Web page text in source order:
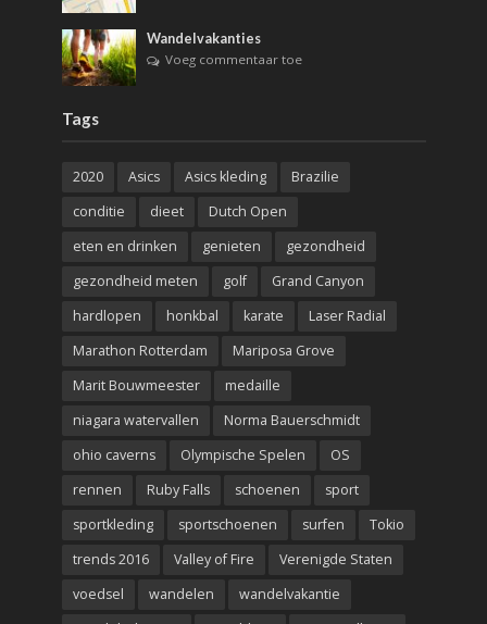
Wandelvakanties
Voeg commentaar toe
Tags
2020 Asics Asics kleding
Brazilie
conditie
dieet
Dutch Open
eten en drinken
genieten
gezondheid
gezondheid meten
golf
Grand Canyon
hardlopen
honkbal karate
Laser Radial
Marathon Rotterdam
Mariposa Grove
Marit Bouwmeester
medaille
niagara watervallen
Norma Bauerschmidt
ohio caverns
Olympische Spelen
OS
rennen
Ruby Falls schoenen
sport
sportkleding
sportschoenen surfen
Tokio
trends 2016
Valley of Fire
Verenigde Staten
voedsel
wandelen
wandelvakantie